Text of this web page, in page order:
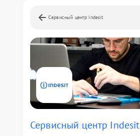
Сервисный центр Indesit
Сервисный центр Indesit